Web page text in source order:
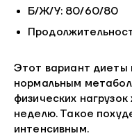
Б/Ж/У: 80/60/80
Этот вариант диеты
нормальным
физических
неделю. Такое
интенсивным.